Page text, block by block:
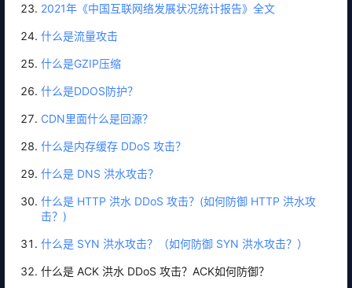
2021年《中国互联网络发展状况统计报告》全文
什么是流量攻击
什么是GZIP压缩
什么是DDOS防护？
CDN里面什么是回源？
什么是内存缓存 DDoS 攻击？
什么是 DNS 洪水攻击？
什么是 HTTP 洪水 DDoS 攻击？(如何防御 HTTP 洪水攻
击？)
什么是 SYN 洪水攻击？（如何防御 SYN 洪水攻击？）
什么是 ACK 洪水 DDoS 攻击？ACK如何防御？